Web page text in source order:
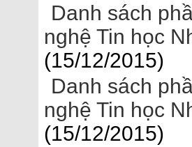
Danh sách
nghệ Tin học
(15/12/2015)
Danh sách
nghệ Tin học
(15/12/2015)